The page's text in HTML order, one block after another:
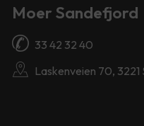
Moer Sandefjord
33 42 32 40
Laskenveien 70, 3221